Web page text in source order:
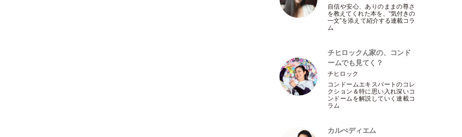
自信や安心、ありのままの尊さ
を教えてくれた本を、“気付きの
一文”を添えて紹介する連載コラ
ム
チヒロックん家の、コンド
ームでも見てく？
チヒロック
コンドームエキスパートのコレ
クション＆特に思い入れ深いコ
ンドームを解説していく連載コ
ラム
カルぺディエム